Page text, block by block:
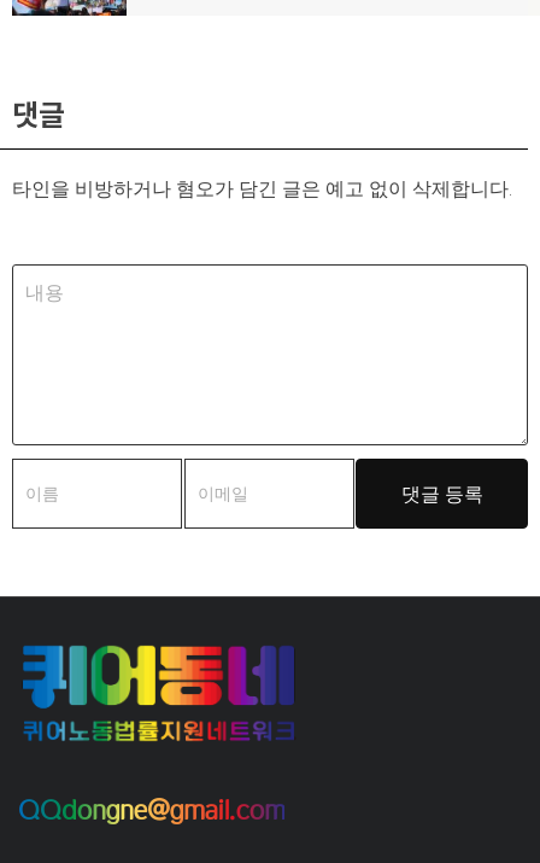
댓글
타인을 비방하거나 혐오가 담긴 글은 예고 없이 삭제합니다.
QQdongne@gmail.com